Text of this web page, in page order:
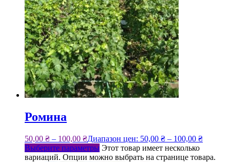
Ромина
50,00 ₴ – 100,00 ₴Диапазон цен: 50,00 ₴ – 100,00 ₴
Выберите параметры Этот товар имеет несколько
вариаций. Опции можно выбрать на странице товара.